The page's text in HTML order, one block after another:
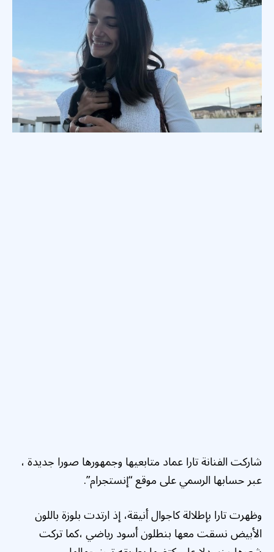
شاركت الفنانة تارا عماد متابعيها وجمهورها صورا جديدة ،
عبر حسابها الرسمي على موقع “إنستجرام”.
وظهرت تارا بإطلالة كاجوال أنيقة، إذ ارتدت بلوزة باللون
الأبيض نسقت معها بنطلون أسود رياضي ،كما تركت